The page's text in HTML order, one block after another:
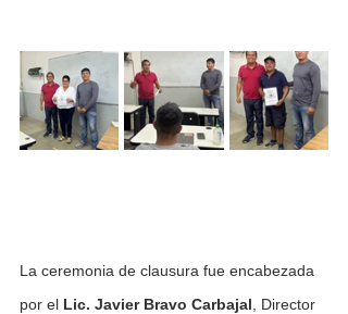
La ceremonia de clausura fue encabezada
por el Lic. Javier Bravo Carbajal , Director